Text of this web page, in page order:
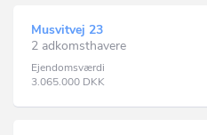
Musvitvej 23
2 adkomsthavere
Ejendomsværdi
3.065.000 DKK